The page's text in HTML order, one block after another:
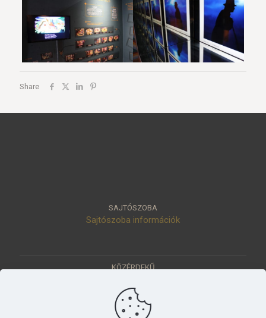
Share
SAJTÓSZOBA
Sajtószoba információk
KÖZÉRDEKŰ
Értéktár
Pályázatok